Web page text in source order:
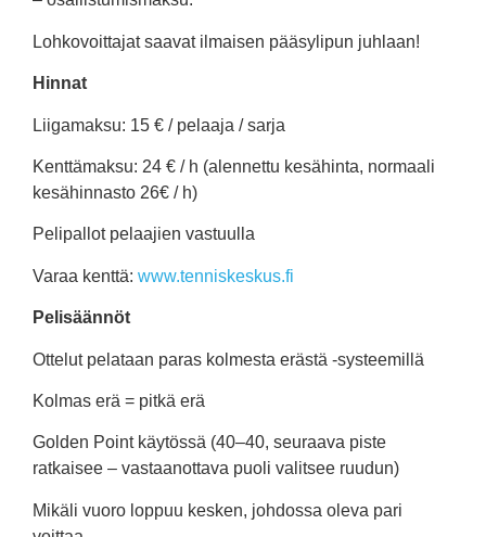
Lohkovoittajat saavat ilmaisen pääsylipun juhlaan!
Hinnat
Liigamaksu: 15 € / pelaaja / sarja
Kenttämaksu: 24 € / h (alennettu kesähinta, normaali
kesähinnasto 26€ / h)
Pelipallot pelaajien vastuulla
Varaa kenttä: www.tenniskeskus.fi
Pelisäännöt
Ottelut pelataan paras kolmesta erästä -systeemillä
Kolmas erä = pitkä erä
Golden Point käytössä (40–40, seuraava piste
ratkaisee – vastaanottava puoli valitsee ruudun)
Mikäli vuoro loppuu kesken, johdossa oleva pari